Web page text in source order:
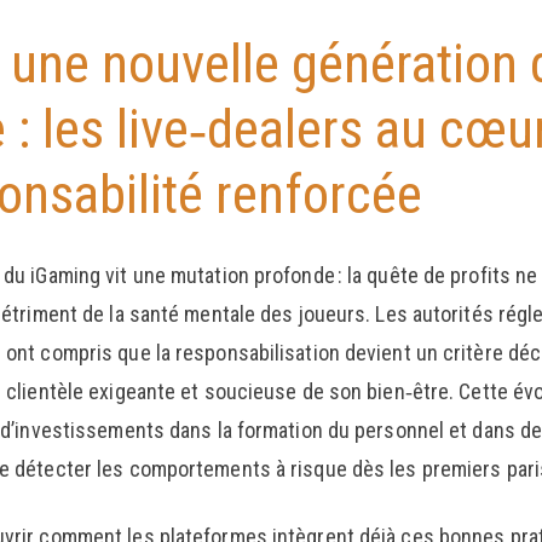
nouvelle génération
: les live‑dealers au
renforcée
iGaming vit une mutation profonde : la quête de profits
de la santé mentale des joueurs. Les autorités
ont compris que la responsabilisation devient un critère
exigeante et soucieuse de son bien‑être. Cette
dans la formation du personnel et dans
détecter les comportements à risque dès les premiers
comment les plateformes intègrent déjà ces bonnes